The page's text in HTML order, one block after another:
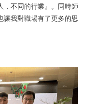
，不同的行業』。同時師
讓我對職場有了更多的思